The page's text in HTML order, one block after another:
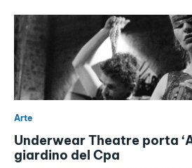
Arte
Underwear Theatre porta
giardino del Cpa